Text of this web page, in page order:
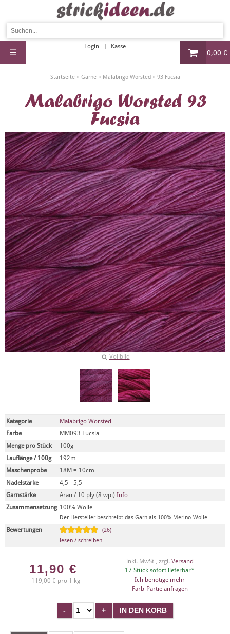
0,00 €
Login Kasse
☰
Startseite» Garne» Malabrigo Worsted» 93 Fucsia
Malabrigo Worsted 93
Fucsia
Vollbild
Kategorie
Malabrigo Worsted
Farbe
MM093 Fucsia
Menge pro Stück
100g
Lauflänge / 100g
192m
Maschenprobe
18M = 10cm
Nadelstärke
4,5 - 5,5
Garnstärke
Aran / 10 ply (8 wpi) Info
Zusammensetzung 100% Wolle
Der Hersteller beschreibt das Garn als 100% Merino-Wolle
Bewertungen
(26)
lesen / schreiben
11,90 €
119,00 € pro 1 kg
inkl. MwSt , zzgl. Versand
17 Stück sofort lieferbar*
Ich benötige mehr
Farb-Partie anfragen